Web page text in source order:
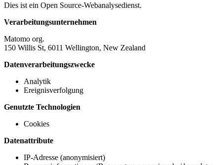
Dies ist ein Open Source-Webanalysedienst.
Verarbeitungsunternehmen
Matomo org.
150 Willis St, 6011 Wellington, New Zealand
Datenverarbeitungszwecke
Analytik
Ereignisverfolgung
Genutzte Technologien
Cookies
Datenattribute
IP-Adresse (anonymisiert)